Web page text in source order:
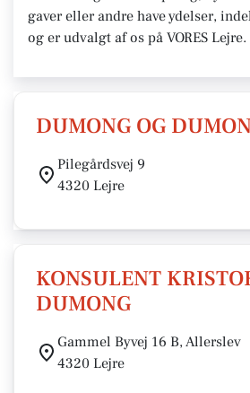
gaver eller andre have ydelser,
og er udvalgt af os på VORES Lejre.
DUMONG OG
Pilegårdsvej 9
4320 Lejre
KONSULENT
DUMONG
Gammel Byvej 16 B, Allerslev
4320 Lejre